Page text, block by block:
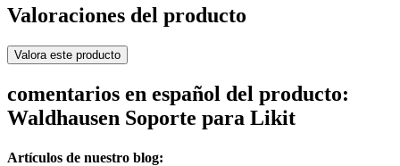
Valoraciones del producto
Valora este producto
comentarios en español del producto:
Waldhausen Soporte para Likit
Artículos de nuestro blog: